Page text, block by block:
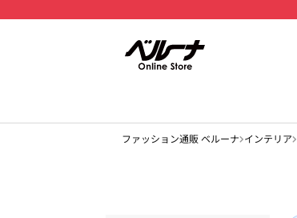
ファッション通販 ベルーナ インテリア